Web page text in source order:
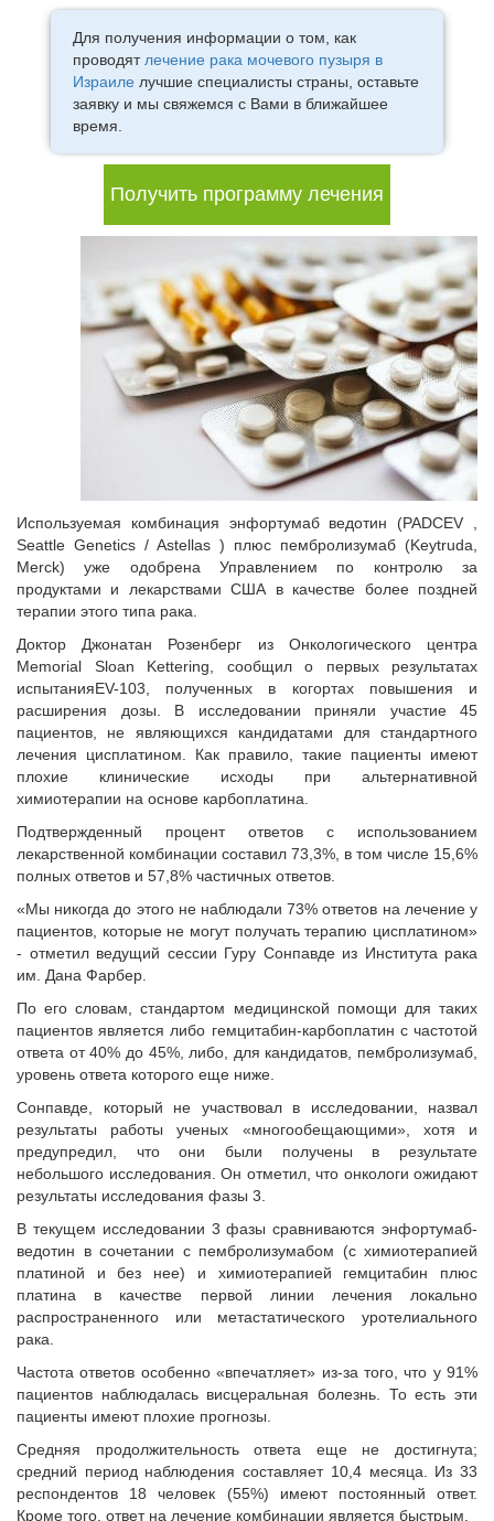
Для получения информации о том, как
проводят лечение рака мочевого пузыря в
Израиле лучшие специалисты страны, оставьте
заявку и мы свяжемся с Вами в ближайшее
время.
Получить программу лечения
Используемая комбинация энфортумаб ведотин (PADCEV ,
Seattle Genetics / Astellas ) плюс пембролизумаб (Keytruda,
Merck) уже одобрена Управлением по контролю за
продуктами и лекарствами США в качестве более поздней
терапии этого типа рака.
Доктор Джонатан Розенберг из Онкологического центра
Memorial Sloan Kettering, сообщил о первых результатах
испытанияEV-103, полученных в когортах повышения и
расширения дозы. В исследовании приняли участие 45
пациентов, не являющихся кандидатами для стандартного
лечения цисплатином. Как правило, такие пациенты имеют
плохие клинические исходы при альтернативной
химиотерапии на основе карбоплатина.
Подтвержденный процент ответов с использованием
лекарственной комбинации составил 73,3%, в том числе 15,6%
полных ответов и 57,8% частичных ответов.
«Мы никогда до этого не наблюдали 73% ответов на лечение у
пациентов, которые не могут получать терапию цисплатином»
- отметил ведущий сессии Гуру Сонпавде из Института рака
им. Дана Фарбер.
По его словам, стандартом медицинской помощи для таких
пациентов является либо гемцитабин-карбоплатин с частотой
ответа от 40% до 45%, либо, для кандидатов, пембролизумаб,
уровень ответа которого еще ниже.
Сонпавде, который не участвовал в исследовании, назвал
результаты работы ученых «многообещающими», хотя и
предупредил, что они были получены в результате
небольшого исследования. Он отметил, что онкологи ожидают
результаты исследования фазы 3.
В текущем исследовании 3 фазы сравниваются энфортумаб-
ведотин в сочетании с пембролизумабом (с химиотерапией
платиной и без нее) и химиотерапией гемцитабин плюс
платина в качестве первой линии лечения локально
распространенного или метастатического уротелиального
рака.
Частота ответов особенно «впечатляет» из-за того, что у 91%
пациентов наблюдалась висцеральная болезнь. То есть эти
пациенты имеют плохие прогнозы.
Средняя продолжительность ответа еще не достигнута;
средний период наблюдения составляет 10,4 месяца. Из 33
респондентов 18 человек (55%) имеют постоянный ответ.
Кроме того, ответ на лечение комбинации является быстрым.